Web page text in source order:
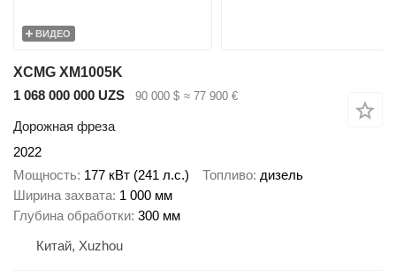
ВИДЕО
XCMG XM1005K
1 068 000 000 UZS
90 000 $ ≈ 77 900 €
Дорожная фреза
2022
Мощность 177 кВт (241 л.с.) Топливо дизель
Ширина захвата 1 000 мм
Глубина обработки 300 мм
Китай, Xuzhou